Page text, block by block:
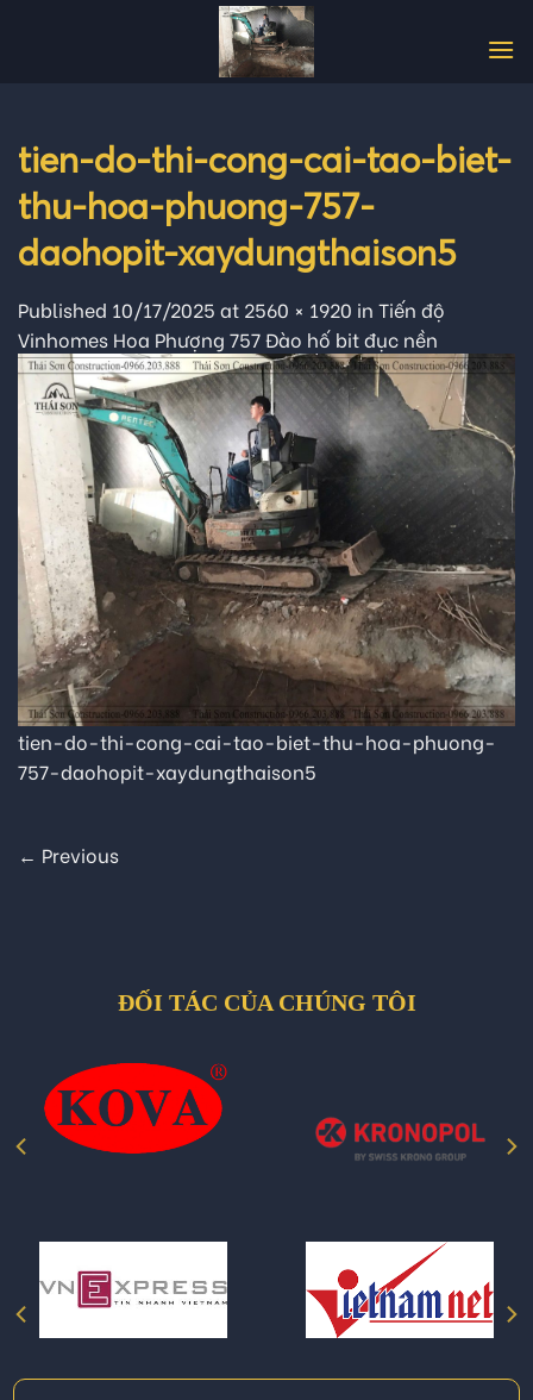
tien-do-thi-cong-cai-tao-biet-
thu-hoa-phuong-757-
daohopit-xaydungthaison5
Published 10/17/2025 at 2560 × 1920 in Tiến độ
Vinhomes Hoa Phượng 757 Đào hố bit đục nền
tien-do-thi-cong-cai-tao-biet-thu-hoa-phuong-
757-daohopit-xaydungthaison5
← Previous
ĐỐI TÁC CỦA CHÚNG TÔI